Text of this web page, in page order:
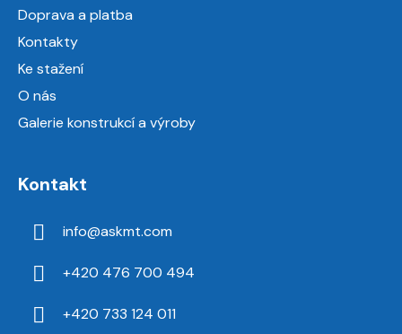
Doprava a platba
Kontakty
Ke stažení
O nás
Galerie konstrukcí a výroby
Kontakt
info@askmt.com
+420 476 700 494
+420 733 124 011